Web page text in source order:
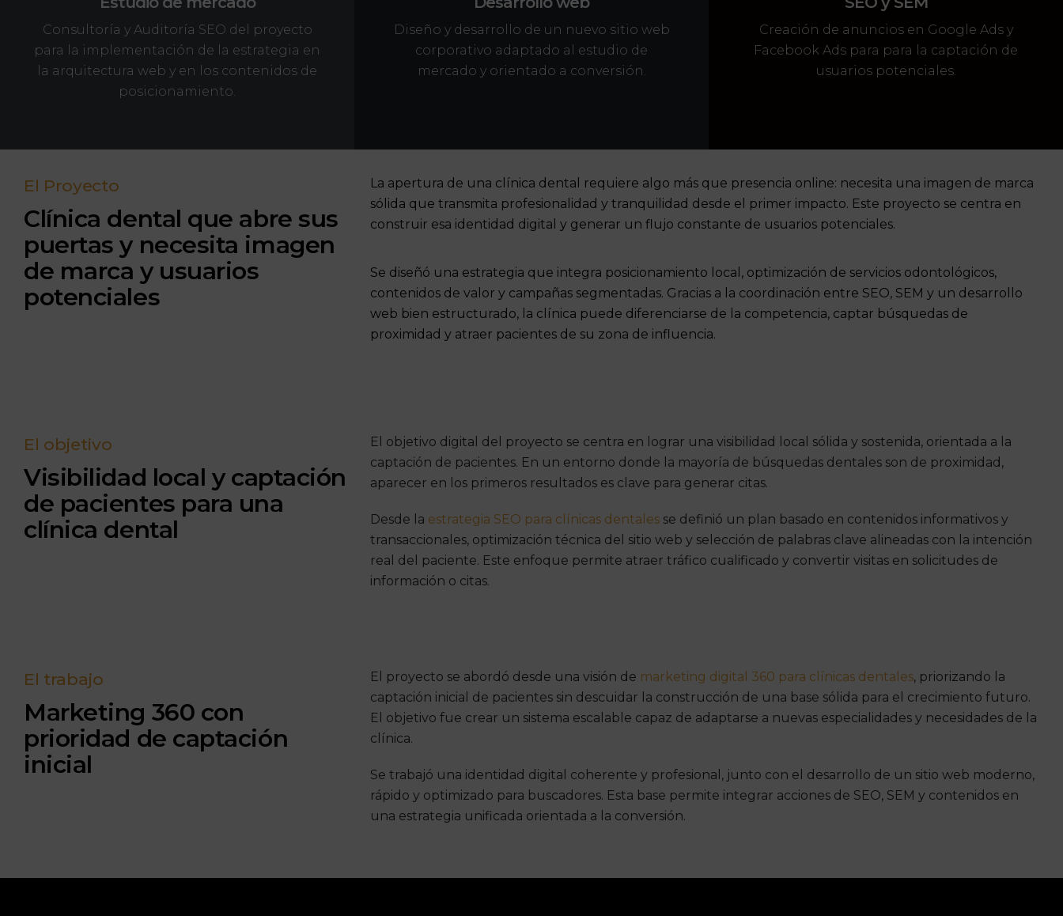
Consultoría y Auditoría SEO del proyecto
para la implementación de la estrategia en
la arquitectura web y en los contenidos de
posicionamiento.
Diseño y desarrollo de un nuevo sitio web
corporativo adaptado al estudio de
mercado y orientado a conversión.
Creación de anuncios en Google Ads y
Facebook Ads para para la captación de
usuarios potenciales.
El Proyecto
Clínica dental que abre sus
puertas y necesita imagen
de marca y usuarios
potenciales
La apertura de una clínica dental requiere algo más que presencia online: necesita una imagen de marca
sólida que transmita profesionalidad y tranquilidad desde el primer impacto. Este proyecto se centra en
construir esa identidad digital y generar un flujo constante de usuarios potenciales.
Se diseñó una estrategia que integra posicionamiento local, optimización de servicios odontológicos,
contenidos de valor y campañas segmentadas. Gracias a la coordinación entre SEO, SEM y un desarrollo
web bien estructurado, la clínica puede diferenciarse de la competencia, captar búsquedas de
proximidad y atraer pacientes de su zona de influencia.
El objetivo
Visibilidad local y captación
de pacientes para una
clínica dental
El objetivo digital del proyecto se centra en lograr una visibilidad local sólida y sostenida, orientada a la
captación de pacientes. En un entorno donde la mayoría de búsquedas dentales son de proximidad,
aparecer en los primeros resultados es clave para generar citas.
Desde la estrategia SEO para clínicas dentales se definió un plan basado en contenidos informativos y
transaccionales, optimización técnica del sitio web y selección de palabras clave alineadas con la intención
real del paciente. Este enfoque permite atraer tráfico cualificado y convertir visitas en solicitudes de
información o citas.
El trabajo
Marketing 360 con
prioridad de captación
inicial
El proyecto se abordó desde una visión de marketing digital 360 para clínicas dentales, priorizando la
captación inicial de pacientes sin descuidar la construcción de una base sólida para el crecimiento futuro.
El objetivo fue crear un sistema escalable capaz de adaptarse a nuevas especialidades y necesidades de la
clínica.
Se trabajó una identidad digital coherente y profesional, junto con el desarrollo de un sitio web moderno,
rápido y optimizado para buscadores. Esta base permite integrar acciones de SEO, SEM y contenidos en
una estrategia unificada orientada a la conversión.